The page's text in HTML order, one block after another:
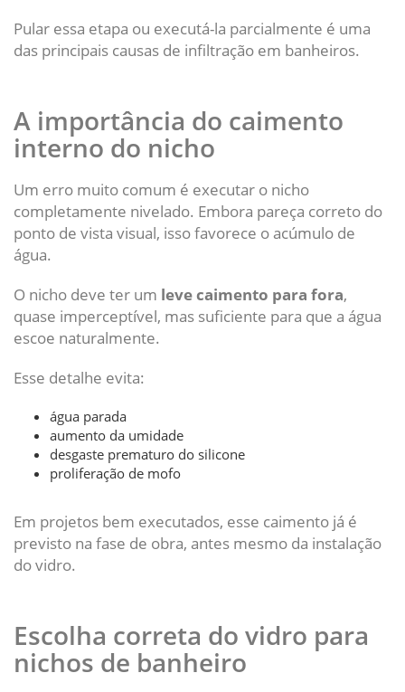
Pular essa etapa ou executá-la parcialmente é uma
das principais causas de infiltração em banheiros.
A importância do caimento
interno do nicho
Um erro muito comum é executar o nicho
completamente nivelado. Embora pareça correto do
ponto de vista visual, isso favorece o acúmulo de
água.
O nicho deve ter um leve caimento para fora,
quase imperceptível, mas suficiente para que a água
escoe naturalmente.
Esse detalhe evita:
água parada
aumento da umidade
desgaste prematuro do silicone
proliferação de mofo
Em projetos bem executados, esse caimento já é
previsto na fase de obra, antes mesmo da instalação
do vidro.
Escolha correta do vidro para
nichos de banheiro